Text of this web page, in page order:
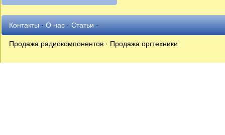
Контакты·О нас·Статьи·
Продажа радиокомпонентов · Продажа оргтехники